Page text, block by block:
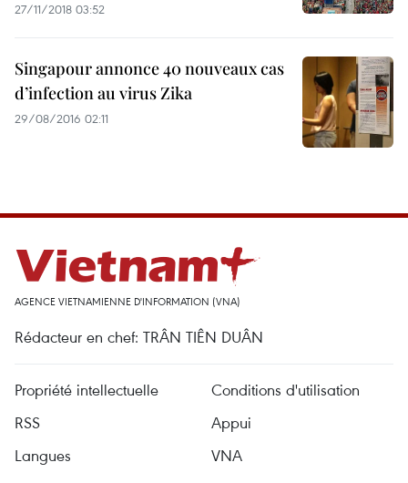
27/11/2018 03:52
Singapour annonce 40 nouveaux cas
d’infection au virus Zika
29/08/2016 02:11
AGENCE VIETNAMIENNE D'INFORMATION (VNA)
Rédacteur en chef: TRÂN TIÊN DUÂN
Propriété intellectuelle
Conditions d'utilisation
RSS
Appui
Langues
VNA